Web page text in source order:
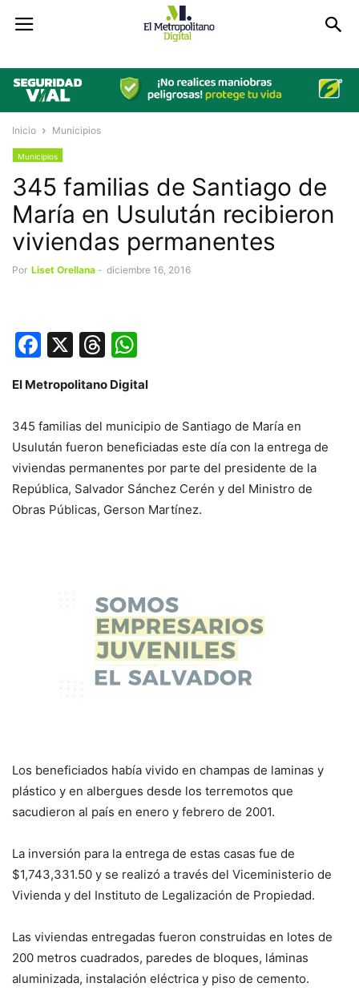
Inicio Municipios
Municipios
345 familias de Santiago de
María en Usulután recibieron
viviendas permanentes
Por Liset Orellana - diciembre 16, 2016
Facebook
X Threads
El Metropolitano Digital
345 familias del municipio de Santiago de María en
Usulután fueron beneficiadas este día con la entrega de
viviendas permanentes por parte del presidente de la
República, Salvador Sánchez Cerén y del Ministro de
Obras Públicas, Gerson Martínez.
Los beneficiados había vivido en champas de laminas y
plástico y en albergues desde los terremotos que
sacudieron al país en enero y febrero de 2001.
La inversión para la entrega de estas casas fue de
$1,743,331.50 y se realizó a través del Viceministerio de
Vivienda y del Instituto de Legalización de Propiedad.
Las viviendas entregadas fueron construidas en lotes de
200 metros cuadrados, paredes de bloques, láminas
aluminizada, instalación eléctrica y piso de cemento.